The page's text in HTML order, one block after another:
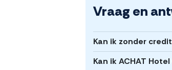
Vraag en
Kan ik zonder
Kan ik ACHAT